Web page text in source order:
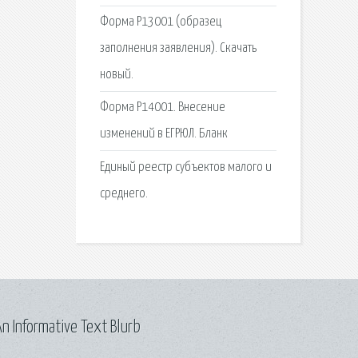
Форма Р13001 (образец
заполнения заявления). Скачать
новый.
Форма Р14001. Внесение
изменений в ЕГРЮЛ. Бланк
Единый реестр субъектов малого и
среднего.
Informative Text Blurb